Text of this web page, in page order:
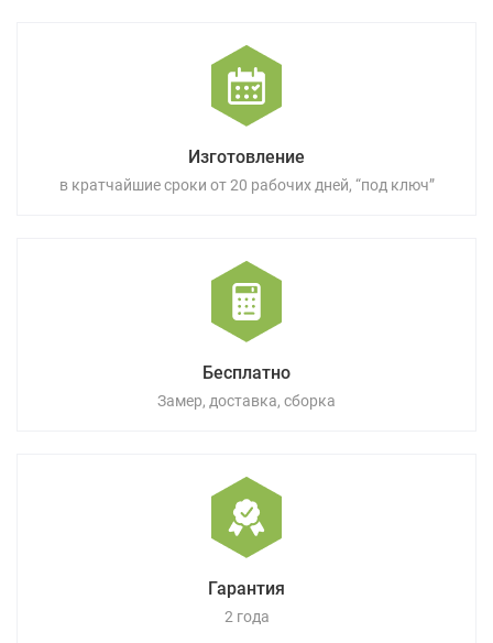
Изготовление
в кратчайшие сроки от 20 рабочих дней, “под ключ”
Бесплатно
Замер, доставка, сборка
Гарантия
2 года